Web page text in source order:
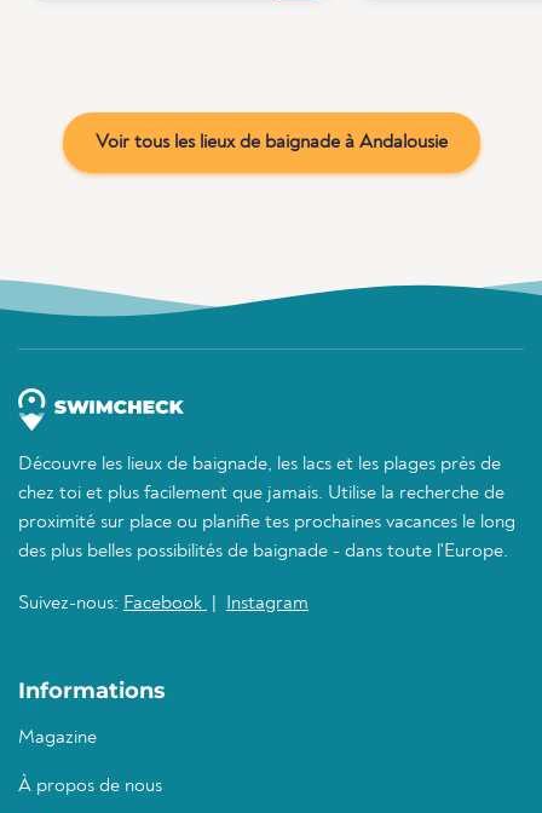
Voir tous les lieux de baignade à Andalousie
Découvre les lieux de baignade, les lacs et les plages près de
chez toi et plus facilement que jamais. Utilise la recherche de
proximité sur place ou planifie tes prochaines vacances le long
des plus belles possibilités de baignade - dans toute l'Europe.
Suivez-nous: Facebook Instagram
Informations
Magazine
À propos de nous